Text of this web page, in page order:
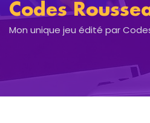
Codes
Mon unique jeu édité par